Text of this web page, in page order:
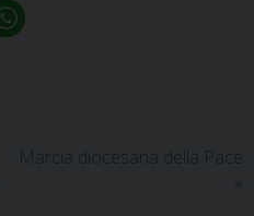
Marcia diocesana della Pace
»